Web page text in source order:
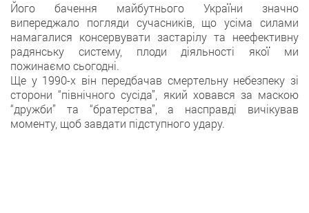
Його бачення майбутнього України значно
випереджало погляди сучасників, що усіма силами
намагалися консервувати застарілу та неефективну
радянську систему, плоди діяльності якої ми
пожинаємо сьогодні.
Ще у 1990-х він передбачав смертельну небезпеку зі
сторони “північного сусіда”, який ховався за маскою
“дружби” та “братерства”, а насправді вичікував
моменту, щоб завдати підступного удару.